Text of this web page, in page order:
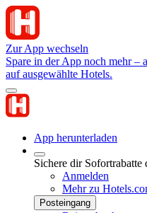
Zur App wechseln
Spare in der App noch mehr –
auf ausgewählte Hotels.
App herunterladen
Sichere dir
Anmelden
Mehr zu
Posteingang